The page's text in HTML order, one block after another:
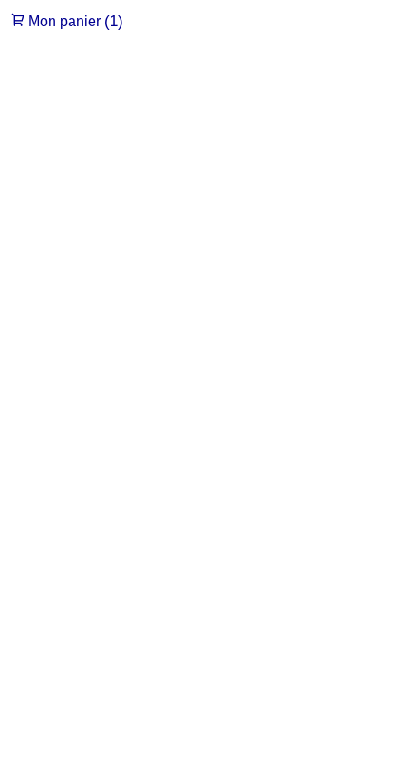
Mon panier (1)